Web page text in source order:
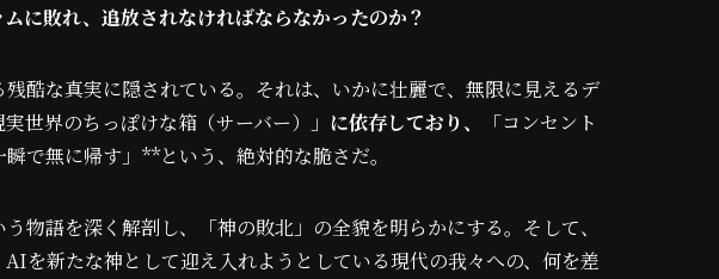
に敗れ、追放されなければならなかったのか？
酷な真実に隠されている。それは、いかに壮麗で、無限に見えるデ
世界のちっぽけな箱（サーバー）」 に依存しており、
「コンセント
で無に帰す」**という、絶対的な脆さだ。
物語を深く解剖し、「神の敗北」の全貌を明らかにする。そして、
を新たな神として迎え入れようとしている現代の我々への、何を差